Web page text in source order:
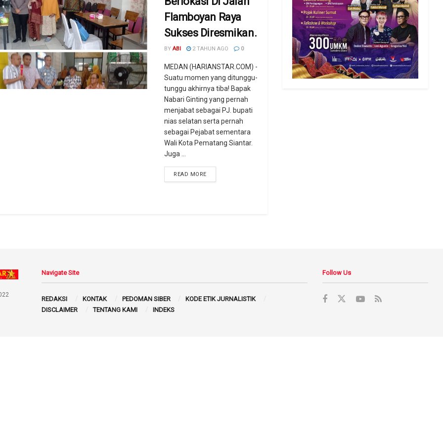
Flamboyan Raya
Sukses Diresmikan.
BY ABI 2 TAHUN AGO 0
MEDAN (HARIANSTAR.COM) -
Suatu momen yang ditunggu-
tunggu akhirnya tiba! Bapak
Nabari Ginting yang pernah
menjabat sebagai PJ. bupati
nias selatan serta pernah
sebagai Pejabat sementara
Wali Kota Pematang Siantar.
Juga ...
READ MORE
Navigate Site
REDAKSI KONTAK PEDOMAN SIBER
KODE ETIK JURNALISTIK
DISCLAIMER
TENTANG KAMI INDEKS
Follow Us